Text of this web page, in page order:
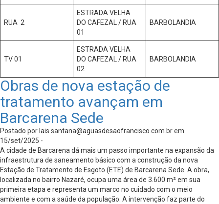
RUA 2
ESTRADA VELHA
DO CAFEZAL / RUA
01
BARBOLANDIA
TV 01
ESTRADA VELHA
DO CAFEZAL / RUA
02
BARBOLANDIA
Obras de nova estação de
tratamento avançam em
Barcarena Sede
Postado por lais.santana@aguasdesaofrancisco.com.brem
15/set/2025 -
A cidade de Barcarena dá mais um passo importante na expansão da
infraestrutura de saneamento básico com a construção da nova
Estação de Tratamento de Esgoto (ETE) de Barcarena Sede. A obra,
localizada no bairro Nazaré, ocupa uma área de 3.600 m² em sua
primeira etapa e representa um marco no cuidado com o meio
ambiente e com a saúde da população. A intervenção faz parte do